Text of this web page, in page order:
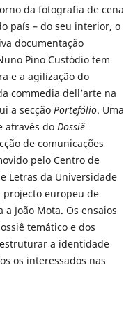
da fotografia de cena
país – do seu interior, o
documentação
Pino Custódio tem
e a agilização do
commedia dell’arte na
a secção Portefólio. Uma
através do Dossiê
de comunicações
pelo Centro de
Letras da Universidade
projecto europeu de
João Mota. Os ensaios
temático e dos
a identidade
os interessados nas